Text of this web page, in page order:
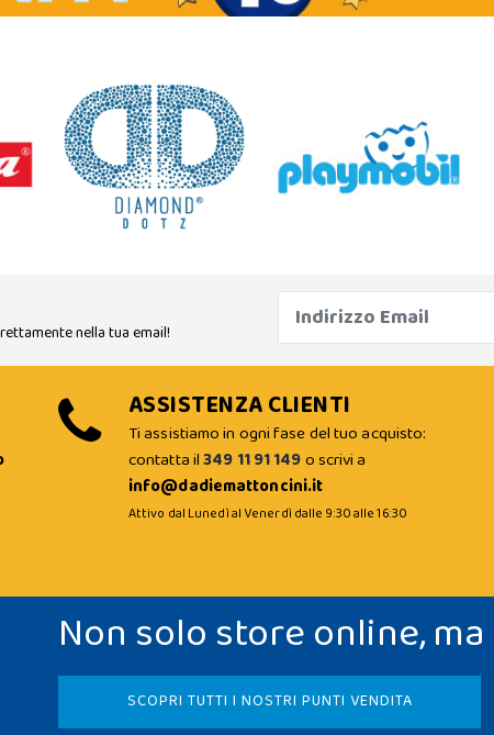
nella tua email!
ASSISTENZA CLIENTI
Ti assistiamo in ogni fase del tuo acquisto:
contatta il349 11 91 149o scrivi a
info@dadiemattoncini.it
Attivo dal Lunedì al Venerdì dalle 9:30 alle 16:30
Non solo store online, ma
SCOPRI TUTTI I NOSTRI PUNTI VENDITA